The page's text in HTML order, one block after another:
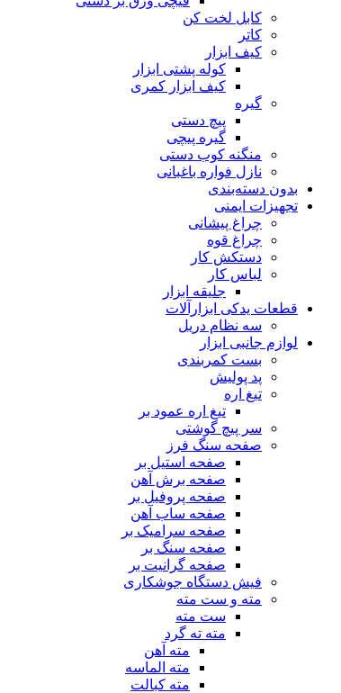
کابل لخت کن
کاتر
کیف ابزار
کوله پشتی ابزار
کیف ابزار کمری
گیره
پیچ دستی
گیره پیچی
منگنه کوب دستی
نازل فواره باغبانی
بدون دسته‌بندی
تجهیزات ایمنی
چراغ پیشانی
چراغ قوه
دستکش کار
لباس کار
جلیقه ابزار
قطعات یدکی ابزارآلات
سه نظام دریل
لوازم جانبی ابزار
بست کمربندی
پد پولیش
تیغ اره
تیغ اره عمود بر
سر پیچ گوشتی
صفحه سنگ فرز
صفحه استیل بر
صفحه برش آهن
صفحه پروفیل بر
صفحه ساب آهن
صفحه سرامیک بر
صفحه سنگ بر
صفحه گرانیت بر
فیش دستگاه جوشکاری
مته و ست مته
ست مته
مته ته گرد
مته آهن
مته الماسه
مته کبالت